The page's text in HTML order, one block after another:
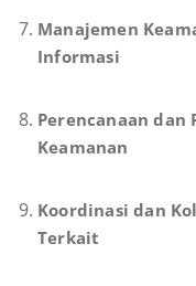
Manajemen
Informasi
Perencanaan dan
Keamanan
Koordinasi dan
Terkait